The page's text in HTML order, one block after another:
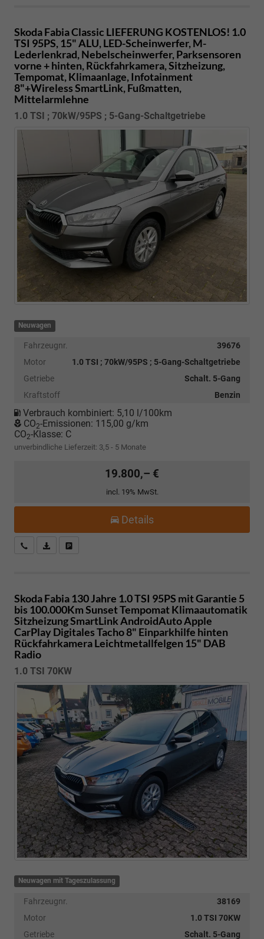
Skoda FabiaClassic LIEFERUNG KOSTENLOS! 1.0
TSI 95PS, 15" ALU, LED-Scheinwerfer, M-
Lederlenkrad, Nebelscheinwerfer, Parksensoren
vorne + hinten, Rückfahrkamera, Sitzheizung,
Tempomat, Klimaanlage, Infotainment
8"+Wireless SmartLink, Fußmatten,
Mittelarmlehne
1.0 TSI ; 70kW/95PS ; 5-Gang-Schaltgetriebe
Neuwagen
Fahrzeugnr.
39676
Motor
1.0 TSI ; 70kW/95PS ; 5-Gang-Schaltgetriebe
Getriebe
Schalt. 5-Gang
Kraftstoff
Benzin
Verbrauch kombiniert: 5,10 l/100km
CO2-Emissionen: 115,00 g/km
CO2-Klasse: C
unverbindliche Lieferzeit: 3,5 - 5 Monate
19.800,– €
incl. 19% MwSt.
Details
Kostenloser Rückruf-Service
PDF-Datei, Fahrzeugexposé drucken
Skoda Fabia130 Jahre 1.0 TSI 95PS mit Garantie 5
bis 100.000Km Sunset Tempomat Klimaautomatik
Sitzheizung SmartLink AndroidAuto Apple
CarPlay Digitales Tacho 8" Einparkhilfe hinten
Rückfahrkamera Leichtmetallfelgen 15" DAB
Radio
1.0 TSI 70KW
Neuwagen mit Tageszulassung
Fahrzeugnr.
38169
Motor
1.0 TSI 70KW
Getriebe
Schalt. 5-Gang